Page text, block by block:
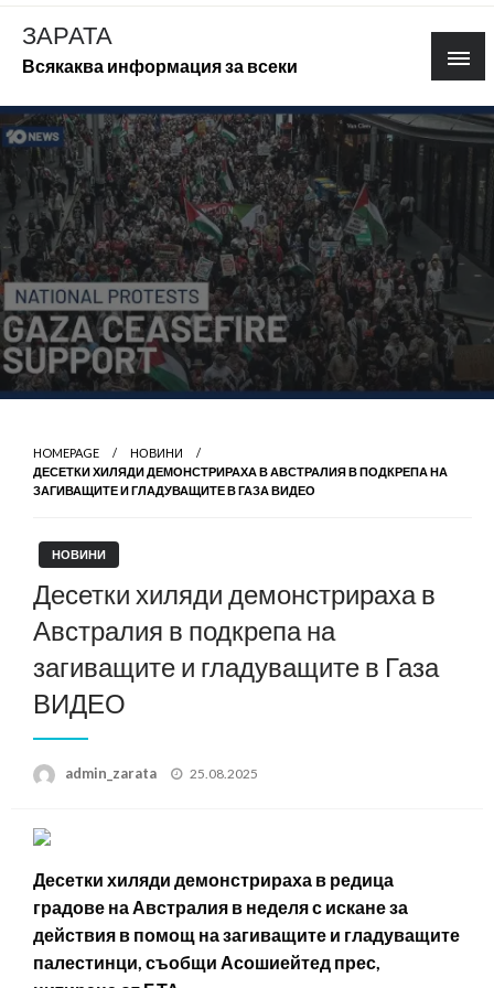
Skip
content
ЗАРАТА
Всякаква информация за всеки
HOMEPAGE
НОВИНИ
ДЕСЕТКИ ХИЛЯДИ ДЕМОНСТРИРАХА В АВСТРАЛИЯ В ПОДКРЕПА НА
ЗАГИВАЩИТЕ И ГЛАДУВАЩИТЕ В ГАЗА ВИДЕО
НОВИНИ
Десетки хиляди демонстрираха в
Австралия в подкрепа на
загиващите и гладуващите в Газа
ВИДЕО
admin_zarata
Posted
25.08.2025
Десетки хиляди демонстрираха в редица
градове на Австралия в неделя с искане за
действия в помощ на загиващите и гладуващите
палестинци, съобщи Асошиейтед прес,